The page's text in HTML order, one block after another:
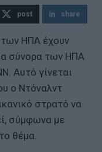
post share
των ΗΠΑ έχουν
σύνορα των ΗΠΑ
Αυτό γίνεται
ο Ντόναλντ
στρατό να
σύμφωνα με
θέμα.